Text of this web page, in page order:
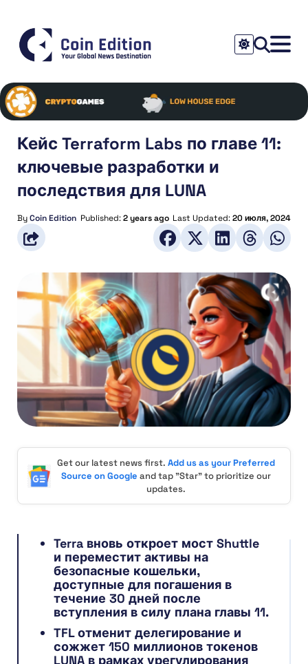
Кейс Terraform Labs по главе 11:
ключевые разработки и
последствия для LUNA
ByCoin Edition Published:2 years ago Last Updated:20 июля, 2024
Get our latest news first. Add us as your Preferred
Source on Google and tap "Star" to prioritize our
updates.
Terra вновь откроет мост Shuttle
и переместит активы на
безопасные кошельки,
доступные для погашения в
течение 30 дней после
вступления в силу плана главы 11.
TFL отменит делегирование и
сожжет 150 миллионов токенов
LUNA в рамках урегулирования